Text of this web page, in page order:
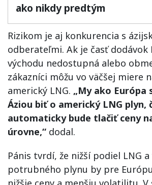
ako nikdy predtým
Rizikom je aj konkurencia s
odberateľmi. Ak je časť dodávok
východu nedostupná alebo
zákazníci môžu vo väčšej miere
americký LNG. „My ako Európa
Áziou biť o americký LNG plyn,
automaticky bude tlačiť ceny
úrovne,“ dodal.
Pánis tvrdí, že nižší podiel LNG
potrubného plynu by pre